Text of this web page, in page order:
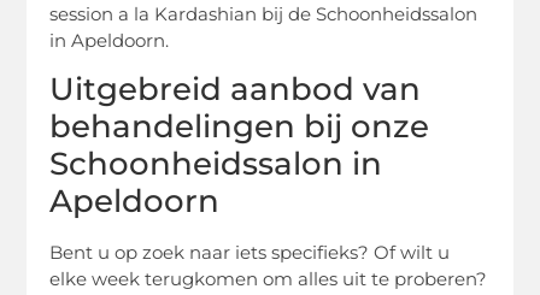
session a la Kardashian bij de Schoonheidssalon
in Apeldoorn.
Uitgebreid aanbod van
behandelingen bij onze
Schoonheidssalon in
Apeldoorn
Bent u op zoek naar iets specifieks? Of wilt u
elke week terugkomen om alles uit te proberen?